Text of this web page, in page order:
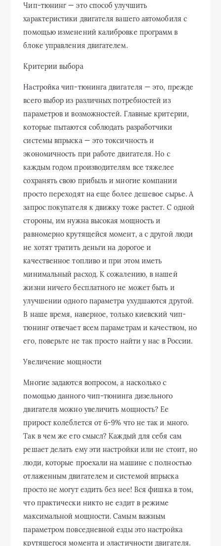
Чип-тюнинг — это способ улучшить
характеристики двигателя вашего автомобиля с
помощью изменений калибровке программ в
блоке управления двигателем.
Критерии выбора
Настройка чип-тюнинга двигателя — это, прежде
всего выбор из различных потребностей из
параметров и возможностей. Главные критерии,
которые пытаются соблюдать разработчики
системы впрыска — это токсичность и
экономичность при работе двигателя. Но с
каждым годом производителям все тяжелее
сохранять свою прибыль и многие компании
просто переходят на еще более дешевое сырье. А
запрос покупателя к движку тоже растет. С одной
стороны, им нужна высокая мощность и
равномерно крутящейся момент, а с другой люди
не хотят тратить деньги на дорогое и
качественное топливо и при этом иметь
минимальный расход. К сожалению, в нашей
жизни ничего бесплатного не может быть и
улучшении одного параметра ухудшаются другой.
В наше время, наверное, только киевский чип-
тюнинг отвечает всем параметрам и качеством, но
его, поверьте не так просто найти у нас в России.
Увеличение мощности
Многие задаются вопросом, а насколько с
помощью данного чип-тюнинга дизельного
двигателя можно увеличить мощность? Ее
прирост колеблется от 6-9% что не так и много.
Так в чем же его смысл? Каждый для себя сам
решает делать ему эти настройки или не стоит, но
люди, которые проехали на машине с полностью
отлаженным двигателем и системой впрыска
просто не могут ездить без нее! Вся фишка в том,
что практически никто не ездит в режиме
максимальной мощности. Самым важным
параметром повседневной езды это настройка
крутящегося момента и эластичности двигателя.